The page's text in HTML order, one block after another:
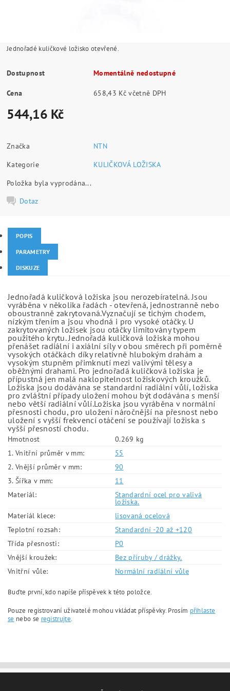
Jednořadé kuličkové ložisko otevřené.
Dostupnost Momentálně nedostupné
Cena 658,43 Kč včetně DPH
544,16 Kč
Značka
NTN
Kategorie
KULIČKOVÁ LOŽISKA
Položka byla vyprodána...
Dotaz
POPIS
PARAMETRY
DISKUZE
Jednořadá kuličková ložiska jsou nerozebíratelná. Jsou
vyráběna v několika řadách - otevřená, jednostranně nebo
oboustranně zakrytovaná.Vyznačují se tichým chodem,
nízkým třením a jsou vhodná i pro vysoké otáčky. U
zakrytovaných ložisek jsou otáčky limitovány typem
použitého krytu. Jednořadá kuličková ložiska mohou
přenášet radiální i axiální síly v obou směrech při poměrně
vysokých otáčkách díky relativně hlubokým drahám a
vysokým stupněm přimknutí mezi valivými tělesy a
oběžnými drahami. Pro jednořadá kuličková ložiska je
přípustná jen malá naklopitelnost ložiskových kroužků.
Ložiska jsou dodávána se standardní radiální vůlí, ložiska
pro zvláštní případy uložení mohou být dodávána s menší
nebo větší radiální vůlí.Ložiska jsou vyráběna v normální
přesnosti chodu, pro uložení náročnější na přesnost nebo
uložení s vyšší frekvencí otáčení se používají ložiska s
vyšší přesností chodu.
Hmotnost
0.269 kg
1. Vnitřní průměr v mm:
55
2. Vnější průměr v mm:
90
3. Šířka v mm:
11
Materiál:
Standardní ocel pro valivá
ložiska.
Materiál klece:
lisovaná ocelová
Teplotní rozsah:
Standardní -20 až +120
Třída přesnosti:
P0
Vnější kroužek:
Bez příruby / drážky.
Vnitřní vůle:
Normální radiální vůle
Buďte první, kdo napíše příspěvek k této položce.
Pouze registrovaní uživatelé mohou vkládat příspěvky. Prosím přihlaste
se nebo se registrujte.